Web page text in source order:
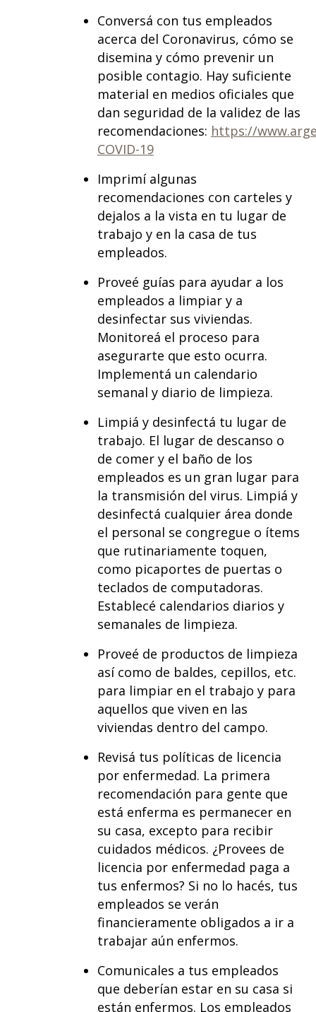
Conversá con tus empleados
acerca del Coronavirus, cómo se
disemina y cómo prevenir un
posible contagio. Hay suficiente
material en medios oficiales que
dan seguridad de la validez de las
recomendaciones: https://
COVID-19
Imprimí algunas
recomendaciones con carteles y
dejalos a la vista en tu lugar de
trabajo y en la casa de tus
empleados.
Proveé guías para ayudar a los
empleados a limpiar y a
desinfectar sus viviendas.
Monitoreá el proceso para
asegurarte que esto ocurra.
Implementá un calendario
semanal y diario de limpieza.
Limpiá y desinfectá tu lugar de
trabajo. El lugar de descanso o
de comer y el baño de los
empleados es un gran lugar para
la transmisión del virus. Limpiá y
desinfectá cualquier área donde
el personal se congregue o ítems
que rutinariamente toquen,
como picaportes de puertas o
teclados de computadoras.
Establecé calendarios diarios y
semanales de limpieza.
Proveé de productos de limpieza
así como de baldes, cepillos, etc.
para limpiar en el trabajo y para
aquellos que viven en las
viviendas dentro del campo.
Revisá tus políticas de licencia
por enfermedad. La primera
recomendación para gente que
está enferma es permanecer en
su casa, excepto para recibir
cuidados médicos. ¿Provees de
licencia por enfermedad paga a
tus enfermos? Si no lo hacés, tus
empleados se verán
financieramente obligados a ir a
trabajar aún enfermos.
Comunicales a tus empleados
que deberían estar en su casa si
están enfermos. Los empleados